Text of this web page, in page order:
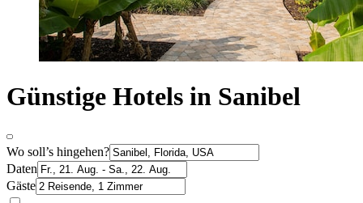
Günstige Hotels in Sanibel
Wo soll’s hingehen?
Daten
Gäste